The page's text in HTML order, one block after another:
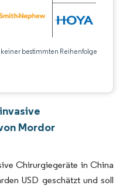
keiner bestimmten Reihenfolge
Mordor
Chirurgiegeräte in China
USD geschätzt und soll